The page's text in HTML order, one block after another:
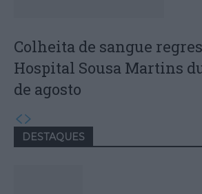
Colheita de sangue
Hospital Sousa Martins
de agosto
DESTAQUES